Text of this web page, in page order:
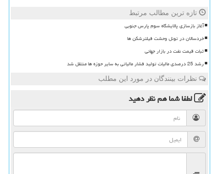
تازه ترین مطالب مرتبط
آغاز بازسازی پالایشگاه سوم پارس جنوبی
خردسالان در تونل وحشت فیلترشکن ها
ثبات قیمت نفت در بازار جهانی
رشد 25 درصدی مالیات تولید فشار مالیاتی به سایر حوزه ها منتقل شد
نظرات بینندگان در مورد این مطلب
لطفا شما همنظر دهید